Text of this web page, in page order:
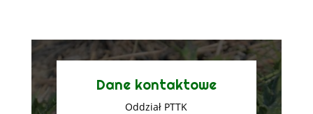
Dane kontaktowe
Oddział PTTK